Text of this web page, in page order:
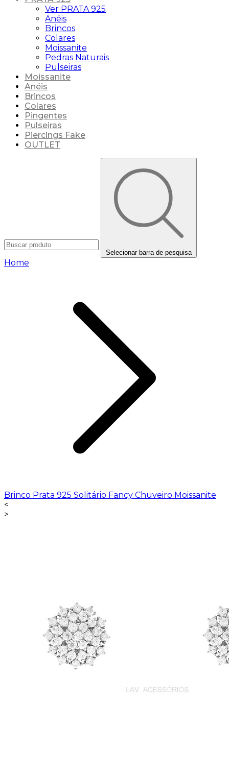
Ver PRATA 925
Anéis
Brincos
Colares
Moissanite
Pedras Naturais
Pulseiras
Moissanite
Anéis
Brincos
Colares
Pingentes
Pulseiras
Piercings Fake
OUTLET
Selecionar barra de pesquisa
Home
Brinco Prata 925 Solitário Fancy Chuveiro Moissanite
<
>